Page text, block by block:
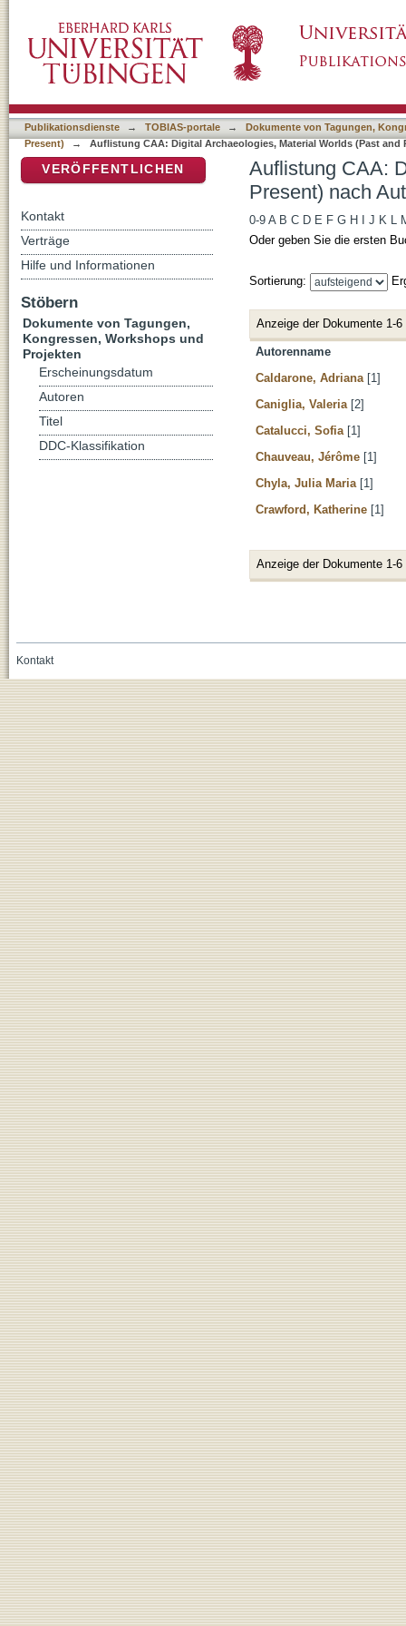
Publikationsdienste → TOBIAS-portale →
Dokumente von Tagungen,
Present)
→ Auflistung CAA: Digital Archaeologies, Material Worlds (Past and
Auflistung CAA:
Present) nach
0-9 A B C D E F G H J K L
Oder geben Sie die ersten
Sortierung:
Anzeige der Dokumente 1-6
Autorenname
Caldarone, Adriana [1]
Caniglia, Valeria [2]
Catalucci, Sofia [1]
Chauveau, Jérôme [1]
Chyla, Julia Maria [1]
Crawford, Katherine [1]
Anzeige der Dokumente 1-6
VERÖFFENTLICHEN
Kontakt
Verträge
Hilfe und Informationen
Stöbern
Dokumente von Tagungen,
Kongressen, Workshops und
Projekten
Erscheinungsdatum
Autoren
Titel
DDC-Klassifikation
Kontakt